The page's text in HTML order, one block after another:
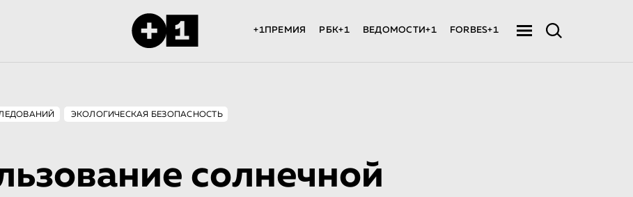
+1ПРЕМИЯ РБК+1 ВЕДОМОСТИ+1 FORBES+1
ЭКОЛОГИЧЕСКАЯ БЕЗОПАСНОСТЬ
солнечной